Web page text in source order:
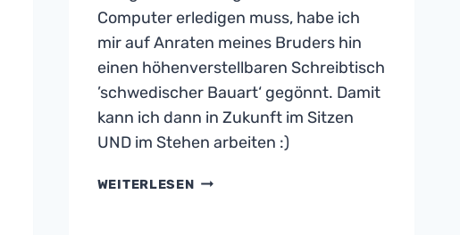
Computer erledigen muss, habe ich
mir auf Anraten meines Bruders hin
einen höhenverstellbaren Schreibtisch
’schwedischer Bauart‘ gegönnt. Damit
kann ich dann in Zukunft im Sitzen
UND im Stehen arbeiten :)
WEITERLESENPROJEKT: